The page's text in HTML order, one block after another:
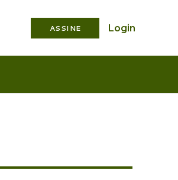
ASSINE Login